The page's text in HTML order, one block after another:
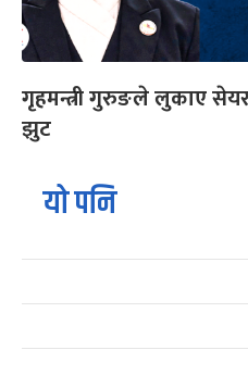
गृहमन्त्री गुरुङले लुकाए
झुट
यो पनि